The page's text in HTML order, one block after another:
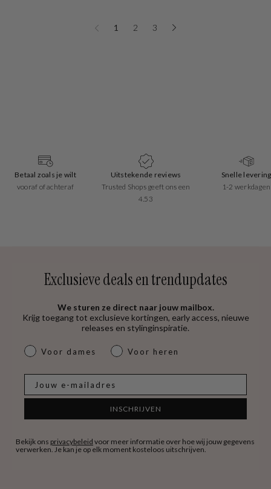
1 2 3
Betaal zoals je wilt
vooraf of achteraf
Uitstekende reviews
Trusted Shops geeft ons een
4.53
Snelle levering
1-2 werkdagen
Exclusieve deals en trendupdates
We sturen ze direct naar jouw mailbox.
Krijg toegang tot exclusieve kortingen, early access, nieuwe
releases en stylinginspiratie.
dames & heren
Voor dames Voor heren
INSCHRIJVEN
Bekijk ons privacybeleid voor meer informatie over hoe wij jouw gegevens
verwerken. Je kan je op elk moment kosteloos uitschrijven.